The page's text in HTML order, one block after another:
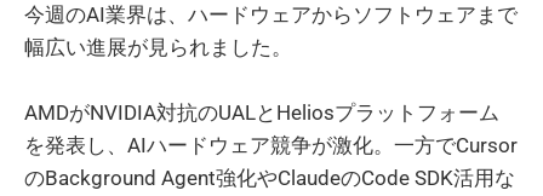
今週のAI業界は、ハードウェアからソフトウェアまで
幅広い進展が見られました。
AMDがNVIDIA対抗のUALとHeliosプラットフォーム
を発表し、AIハードウェア競争が激化。一方でCursor
のBackground Agent強化やClaudeのCode SDK活用な